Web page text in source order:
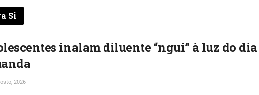
Si
inalam diluente “ngui” à luz do dia
2026